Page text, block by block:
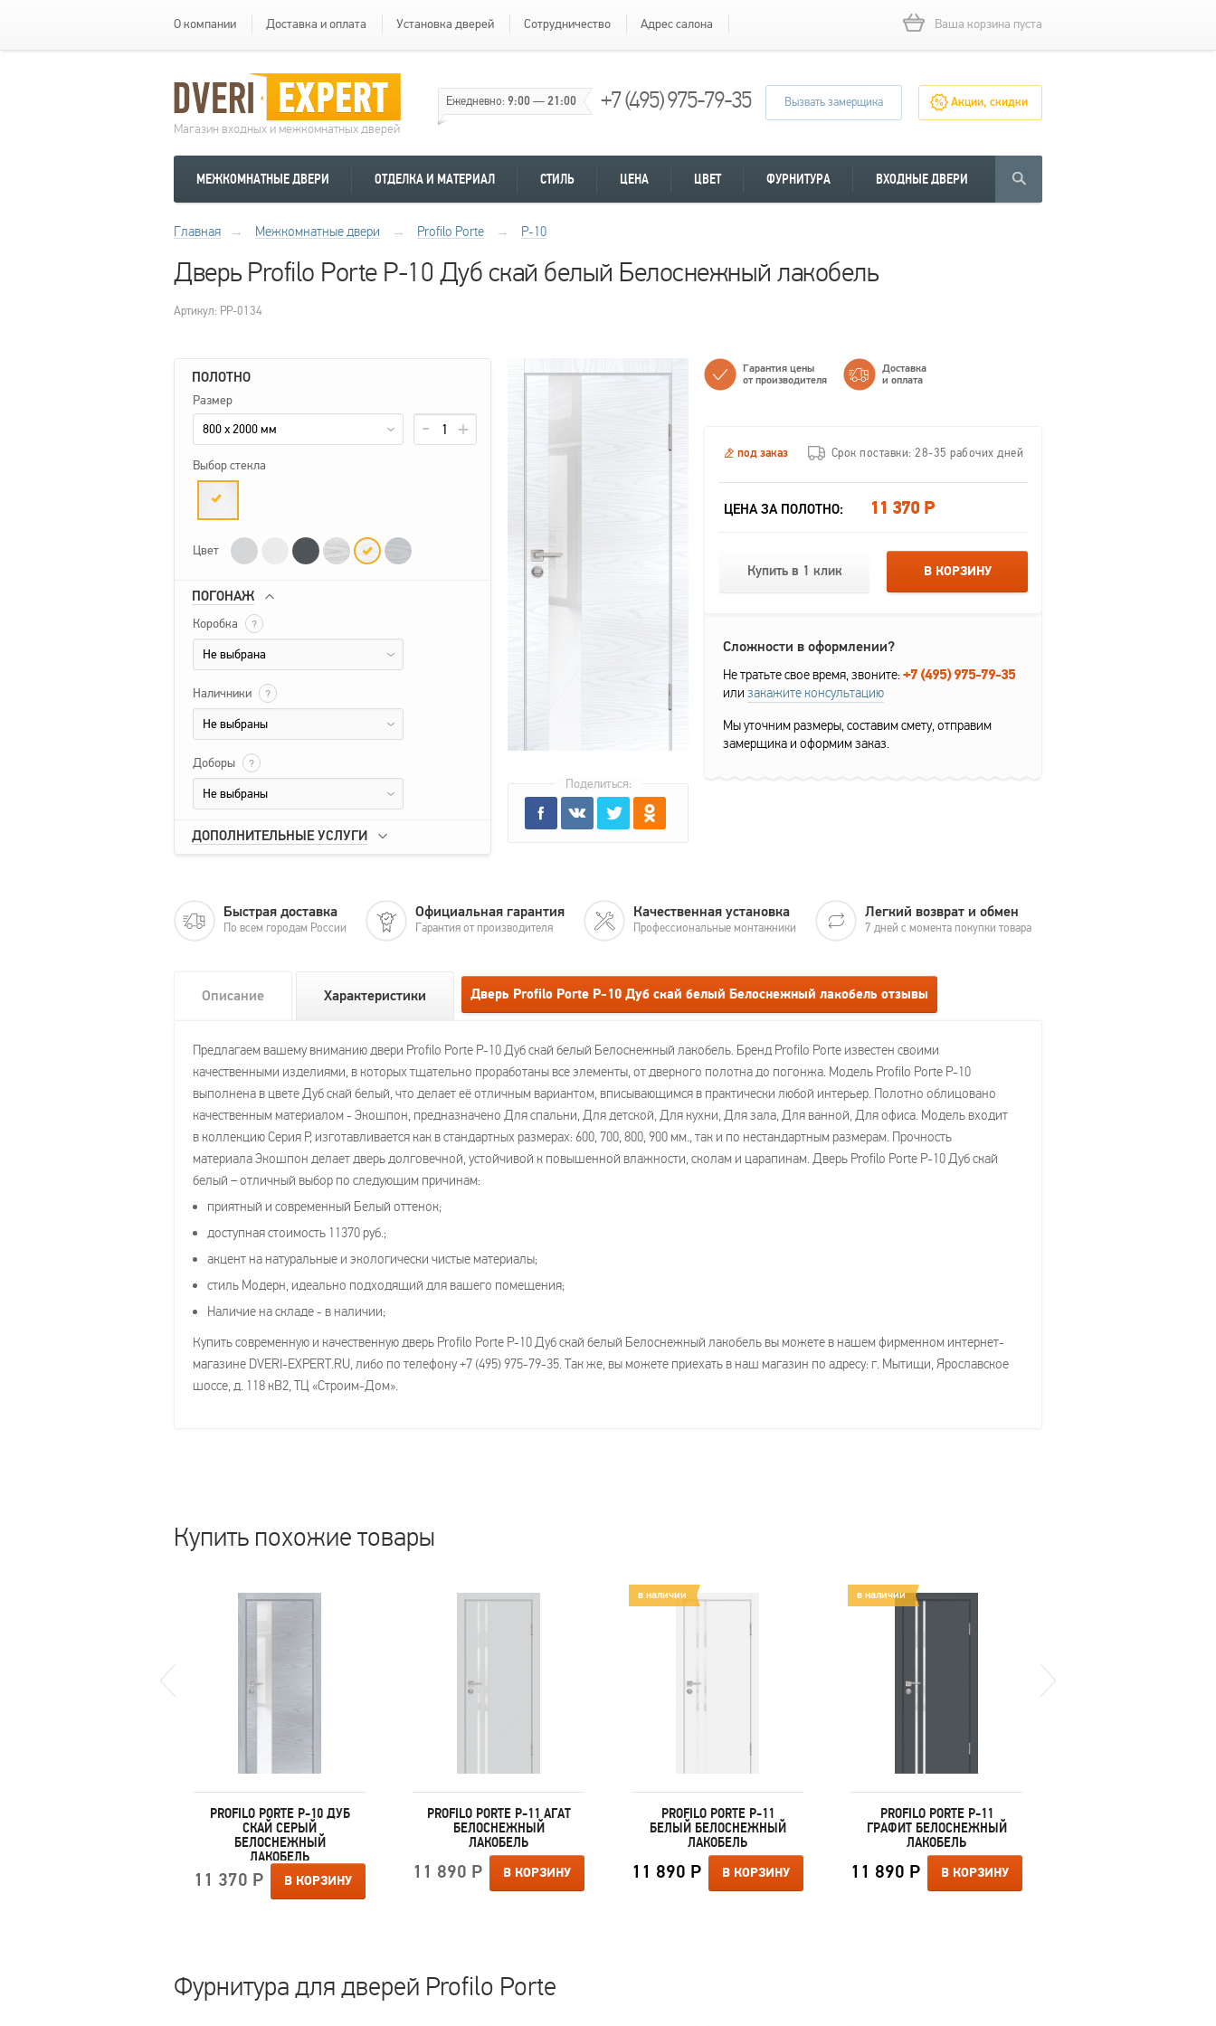
О компании Доставка и оплата Установка дверей Сотрудничество Адрес салона Ваша корзина пуста
Магазин входных и межкомнатных дверей
Ежедневно:9:00—21:00 +7 (495) 975-79-35 Вызвать замерщика Акции, скидки
МЕЖКОМНАТНЫЕ ДВЕРИ ОТДЕЛКА И МАТЕРИАЛ СТИЛЬ ЦЕНА ЦВЕТ ФУРНИТУРА ВХОДНЫЕ ДВЕРИ
Главная → Межкомнатные двери → Profilo Porte → P-10
Дверь Profilo Porte P-10 Дуб скай белый Белоснежный лакобель
Артикул: PP-0134
ПОЛОТНО
Размер
800 x 2000 мм
Выбор стекла
Цвет
ПОГОНАЖ
Коробка ?
Не выбрана
Наличники ?
Не выбраны
Доборы ?
Не выбраны
ДОПОЛНИТЕЛЬНЫЕ УСЛУГИ
Поделиться:
Гарантия цены
от производителя
Доставка
и оплата
под заказ Срок поставки: 28-35 рабочих дней
ЦЕНА ЗА ПОЛОТНО: 11 370 Р
Купить в 1 клик В КОРЗИНУ
Сложности в оформлении?
Не тратьте свое время, звоните:+7 (495) 975-79-35
или закажите консультацию
Мы уточним размеры, составим смету, отправим
замерщика и оформим заказ.
Быстрая доставка
По всем городам России
Официальная гарантия
Гарантия от производителя
Качественная установка
Профессиональные монтажники
Легкий возврат и обмен
7 дней с момента покупки товара
Описание Характеристики Дверь Profilo Porte P-10 Дуб скай белый Белоснежный лакобель отзывы
Предлагаем вашему вниманию двери Profilo Porte P-10 Дуб скай белый Белоснежный лакобель. Бренд Profilo Porte известен своими
качественными изделиями, в которых тщательно проработаны все элементы, от дверного полотна до погонжа. Модель Profilo Porte P-10
выполнена в цвете Дуб скай белый, что делает её отличным вариантом, вписывающимся в практически любой интерьер. Полотно облицовано
качественным материалом - Экошпон, предназначено Для спальни, Для детской, Для кухни, Для зала, Для ванной, Для офиса. Модель входит
в коллекцию Серия P, изготавливается как в стандартных размерах: 600, 700, 800, 900 мм., так и по нестандартным размерам. Прочность
материала Экошпон делает дверь долговечной, устойчивой к повышенной влажности, сколам и царапинам. Дверь Profilo Porte P-10 Дуб скай
белый – отличный выбор по следующим причинам:
приятный и современный Белый оттенок;
доступная стоимость 11370 руб.;
акцент на натуральные и экологически чистые материалы;
стиль Модерн, идеально подходящий для вашего помещения;
Наличие на складе - в наличии;
Купить современную и качественную дверь Profilo Porte P-10 Дуб скай белый Белоснежный лакобель вы можете в нашем фирменном интернет-
магазине DVERI-EXPERT.RU, либо по телефону +7 (495) 975-79-35. Так же, вы можете приехать в наш магазин по адресу: г. Мытищи, Ярославское
шоссе, д. 118 кВ2, ТЦ «Строим-Дом».
Купить похожие товары
PROFILO PORTE P-10 ДУБ
СКАЙ СЕРЫЙ
БЕЛОСНЕЖНЫЙ
ЛАКОБЕЛЬ
11 370 Р В КОРЗИНУ
PROFILO PORTE P-11 АГАТ
БЕЛОСНЕЖНЫЙ
ЛАКОБЕЛЬ
11 890 Р В КОРЗИНУ
в наличии
PROFILO PORTE P-11
БЕЛЫЙ БЕЛОСНЕЖНЫЙ
ЛАКОБЕЛЬ
11 890 Р В КОРЗИНУ
в наличии
PROFILO PORTE P-11
ГРАФИТ БЕЛОСНЕЖНЫЙ
ЛАКОБЕЛЬ
11 890 Р В КОРЗИНУ
Фурнитура для дверей Profilo Porte